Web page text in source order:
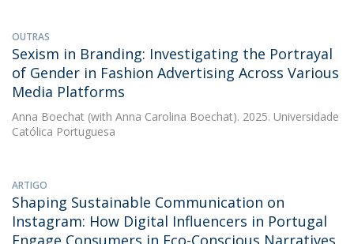
OUTRAS
Sexism in Branding: Investigating the Portrayal
of Gender in Fashion Advertising Across Various
Media Platforms
Anna Boechat (with Anna Carolina Boechat). 2025. Universidade
Católica Portuguesa
ARTIGO
Shaping Sustainable Communication on
Instagram: How Digital Influencers in Portugal
Engage Consumers in Eco-Conscious Narratives